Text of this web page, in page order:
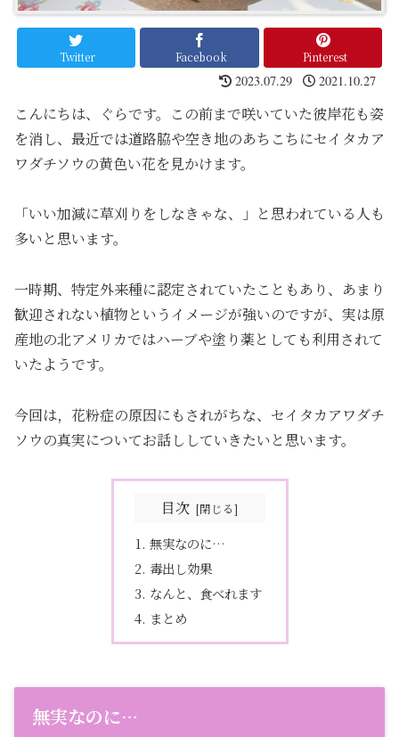
Twitter Facebook Pinterest
2023.07.29 2021.10.27
こんにちは、ぐらです。この前まで咲いていた彼岸花も姿
を消し、最近では道路脇や空き地のあちこちにセイタカア
ワダチソウの黄色い花を見かけます。
「いい加減に草刈りをしなきゃな、」と思われている人も
多いと思います。
一時期、特定外来種に認定されていたこともあり、あまり
歓迎されない植物というイメージが強いのですが、実は原
産地の北アメリカではハーブや塗り薬としても利用されて
いたようです。
今回は，花粉症の原因にもされがちな、セイタカアワダチ
ソウの真実についてお話ししていきたいと思います。
目次
無実なのに…
毒出し効果
なんと、食べれます
まとめ
無実なのに…